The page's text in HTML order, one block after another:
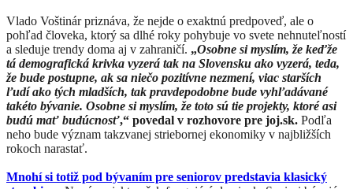
Vlado Voštinár priznáva, že nejde o exaktnú predpoveď, ale o
pohľad človeka, ktorý sa dlhé roky pohybuje vo svete nehnuteľností
a sleduje trendy doma aj v zahraničí. „Osobne si myslím, že keďže
tá demografická krivka vyzerá tak na Slovensku ako vyzerá, teda,
že bude postupne, ak sa niečo pozitívne nezmení, viac starších
ľudí ako tých mladších, tak pravdepodobne bude vyhľadávané
takéto bývanie. Osobne si myslím, že toto sú tie projekty, ktoré asi
budú mať budúcnosť,“ povedal v rozhovore pre joj.sk. Podľa
neho bude význam takzvanej striebornej ekonomiky v najbližších
rokoch narastať.
Mnohí si totiž pod bývaním pre seniorov predstavia klasický